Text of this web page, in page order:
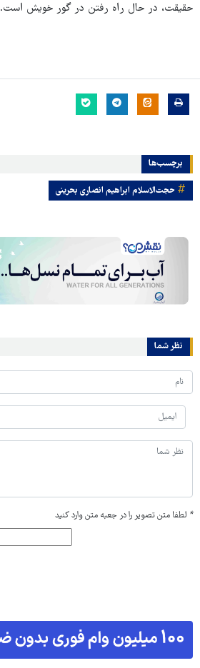
حقیقت، در حال راه رفتن در گور خویش است.
برچسب‌ها
حجت‌الاسلام ابراهیم انصاری بحرینی
نظر شما
* لطفا متن تصویر را در جعبه متن وارد کنید